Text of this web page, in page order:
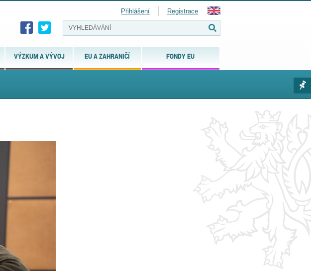
VÝZKUM A VÝVOJ EU A ZAHRANIČÍ FONDY EU
Přihlášení Registrace